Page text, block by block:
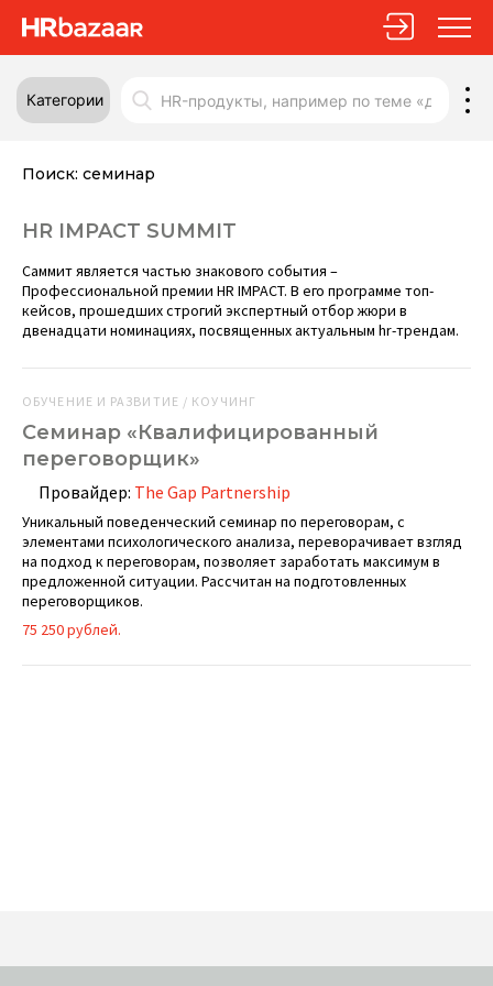
Категории
Поиск: семинар
HR IMPACT SUMMIT
Саммит является частью знакового события –
Профессиональной премии HR IMPACT. В его программе топ-
кейсов, прошедших строгий экспертный отбор жюри в
двенадцати номинациях, посвященных актуальным hr-трендам.
ОБУЧЕНИЕ И РАЗВИТИЕ / КОУЧИНГ
Семинар «Квалифицированный
переговорщик»
Провайдер: The Gap Partnership
Уникальный поведенческий семинар по переговорам, с
элементами психологического анализа, переворачивает взгляд
на подход к переговорам, позволяет заработать максимум в
предложенной ситуации. Рассчитан на подготовленных
переговорщиков.
75 250 рублей.